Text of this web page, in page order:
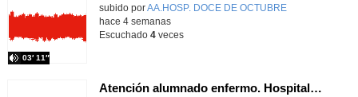
Contenido educativo.
subido porAA.HOSP. DOCE DE OCTUBRE
03′ 11″
-
hace 4 semanas
Escuchado 4veces
Atención alumnado enfermo. Hospitalización Psiquiátrica. Amanda Hernangómez